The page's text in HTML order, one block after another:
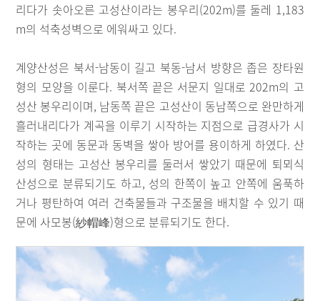
리다가 솟아오른 고성산이라는 봉우리(202m)를 둘레 1,183
m의 석축성벽으로 에워싸고 있다.
계양산성은 북서-남동이 길고 북동-남서 방향은 좁은 장타원
형의 모양을 이룬다. 북서쪽 끝은 서문지 일대로 202m의 고
성산 봉우리이며, 남동쪽 끝은 고성산이 동남쪽으로 완만하게
흘러내리다가 계곡을 이루기 시작하는 지점으로 급경사가 시
작하는 곳에 동문과 동벽을 쌓아 방어를 용이하게 하였다. 산
성의 형태는 고성산 봉우리를 둘러서 쌓았기 때문에 퇴뫼식
산성으로 분류되기도 하고, 성의 한쪽이 높고 안쪽에 움푹하
거나 평탄하여 여러 건축물들과 구조물을 배치할 수 있기 때
문에 사모봉(紗帽峰)형으로 분류되기도 한다.